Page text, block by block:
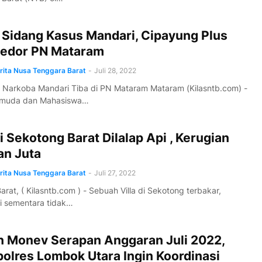
Kasus Mandari, Cipayung Plus
PN Mataram
Nusa Tenggara Barat - Juli 28, 2022
Narkoba Mandari Tiba di PN Mataram Mataram (Kilasntb.com) -
dan Mahasiswa…
Sekotong Barat Dilalap Api , Kerugian
Juta
Nusa Tenggara Barat - Juli 27, 2022
( Kilasntb.com ) - Sebuah Villa di Sekotong terbakar,
sementara tidak…
Monev Serapan Anggaran Juli 2022,
Lombok Utara Ingin Koordinasi